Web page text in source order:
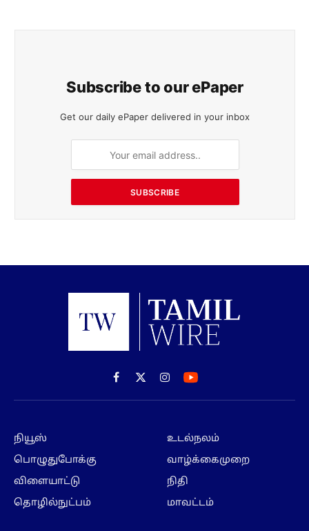
Subscribe to our ePaper
Get our daily ePaper delivered in your inbox
SUBSCRIBE
Facebook
X
(Twitter)
Instagram
நியூஸ்
பொழுதுபோக்கு
விளையாட்டு
தொழில்நுட்பம்
உடல்நலம்
வாழ்க்கைமுறை
நிதி
மாவட்டம்